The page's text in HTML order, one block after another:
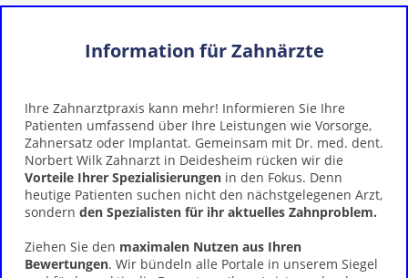
Information für Zahnärzte
Ihre Zahnarztpraxis kann mehr! Informieren Sie Ihre
Patienten umfassend über Ihre Leistungen wie Vorsorge,
Zahnersatz oder Implantat. Gemeinsam mit Dr. med. dent.
Norbert Wilk Zahnarzt in Deidesheim rücken wir die
Vorteile Ihrer Spezialisierungen in den Fokus. Denn
heutige Patienten suchen nicht den nächstgelegenen Arzt,
sondern den Spezialisten für ihr aktuelles Zahnproblem.
Ziehen Sie den maximalen Nutzen aus Ihren
Bewertungen. Wir bündeln alle Portale in unserem Siegel